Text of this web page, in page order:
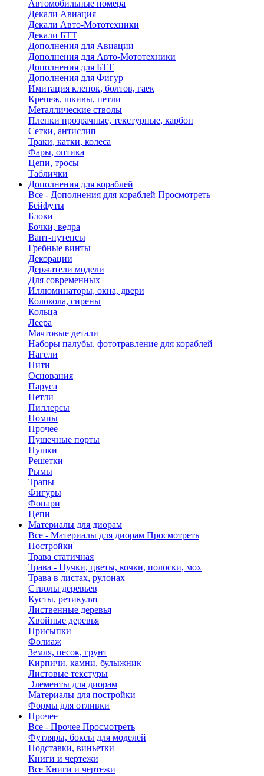
Автомобильные номера
Декали Авиация
Декали Авто-Мототехники
Декали БТТ
Дополнения для Авиации
Дополнения для Авто-Мототехники
Дополнения для БТТ
Дополнения для Фигур
Имитация клепок, болтов, гаек
Крепеж, шкивы, петли
Металлические стволы
Пленки прозрачные, текстурные, карбон
Сетки, антислип
Траки, катки, колеса
Фары, оптика
Цепи, тросы
Таблички
Дополнения для кораблей
Все - Дополнения для кораблей Просмотреть
Бейфуты
Блоки
Бочки, ведра
Вант-путенсы
Гребные винты
Декорации
Держатели модели
Для современных
Иллюминаторы, окна, двери
Колокола, сирены
Кольца
Леера
Мачтовые детали
Наборы палубы, фототравление для кораблей
Нагели
Нити
Основания
Паруса
Петли
Пиллерсы
Помпы
Прочее
Пушечные порты
Пушки
Решетки
Рымы
Трапы
Фигуры
Фонари
Цепи
Материалы для диорам
Все - Материалы для диорам Просмотреть
Постройки
Трава статичная
Трава - Пучки, цветы, кочки, полоски, мох
Трава в листах, рулонах
Стволы деревьев
Кусты, ретикулят
Лиственные деревья
Хвойные деревья
Присыпки
Фолиаж
Земля, песок, грунт
Кирпичи, камни, булыжник
Листовые текстуры
Элементы для диорам
Материалы для постройки
Формы для отливки
Прочее
Все - Прочее Просмотреть
Футляры, боксы для моделей
Подставки, виньетки
Книги и чертежи
Все Книги и чертежи